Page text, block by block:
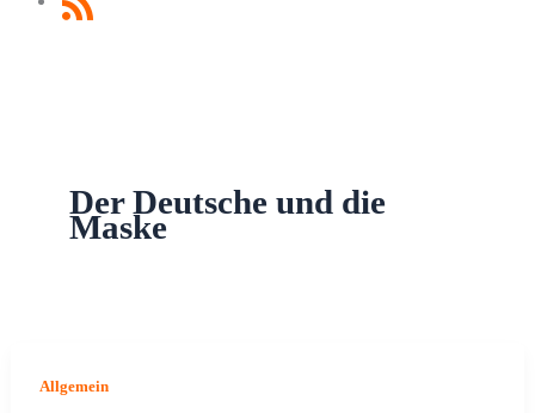
Der Deutsche und die
Maske
Allgemein